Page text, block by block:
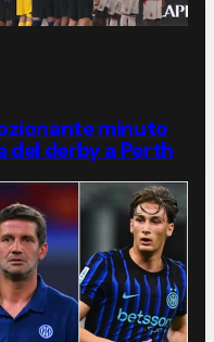
minuto
del derby a Perth